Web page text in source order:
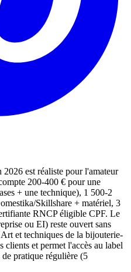
est réaliste pour l'amateur
200-400 € pour une
+ une technique), 1 500-2
Skillshare + matériel, 3
RNCP éligible CPF. Le
ou EI) reste ouvert sans
et techniques de la bijouterie-
clients et permet l'accès au label
pratique régulière (5